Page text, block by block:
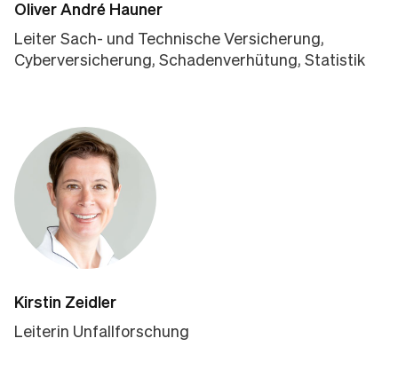
Oliver André Hauner
Leiter Sach- und Technische Versicherung,
Cyberversicherung, Schadenverhütung, Statistik
Kirstin Zeidler
Leiterin Unfallforschung